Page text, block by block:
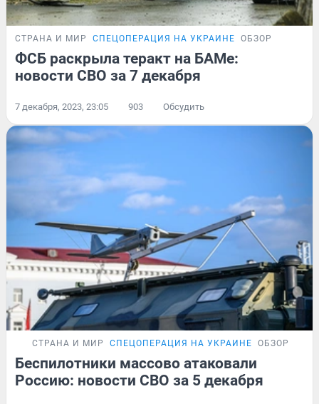
СТРАНА И МИР СПЕЦОПЕРАЦИЯ НА УКРАИНЕ ОБЗОР
ФСБ раскрыла теракт на БАМе:
новости СВО за 7 декабря
7 декабря, 2023, 23:05 903 Обсудить
СТРАНА И МИР СПЕЦОПЕРАЦИЯ НА УКРАИНЕ ОБЗОР
Беспилотники массово атаковали
Россию: новости СВО за 5 декабря